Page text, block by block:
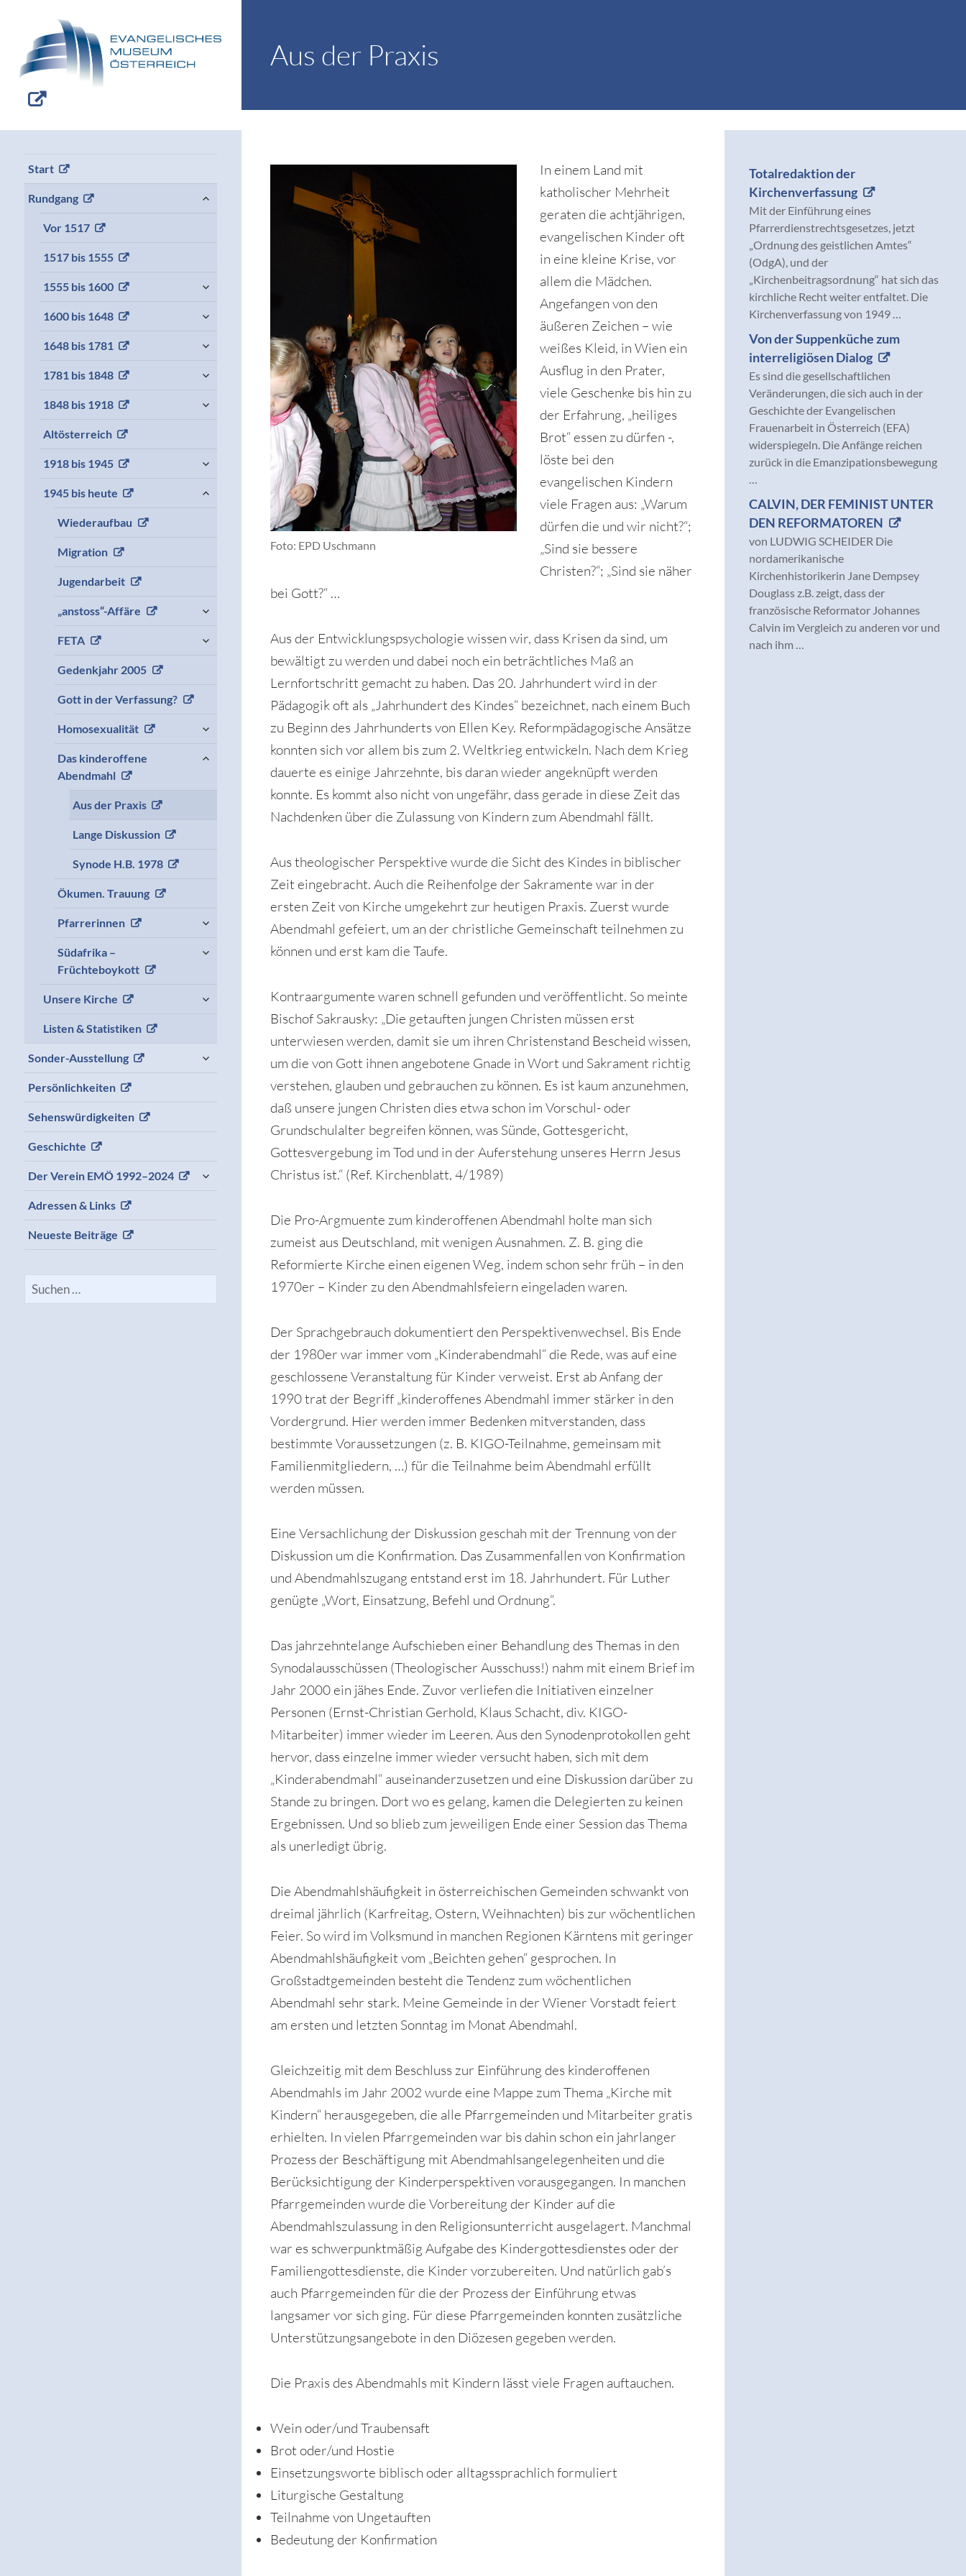
Aus der Praxis
Start
Rundgang
expand
Vor 1517
1517 bis 1555
1555 bis 1600
1600 bis 1648
1648 bis 1781
1781 bis 1848
1848 bis 1918
Altösterreich
1918 bis 1945
1945 bis heute
expand
Wiederaufbau
Migration
Jugendarbeit
„anstoss“-Affäre
FETA
Gedenkjahr 2005
Gott in der Verfassung?
Homosexualität
Das kinderoffene
Abendmahl
expand
Aus der Praxis
Lange Diskussion
Synode H.B. 1978
Ökumen. Trauung
Pfarrerinnen
Südafrika –
Früchteboykott
Unsere Kirche
Listen & Statistiken
Sonder-Ausstellung
Persönlichkeiten
Sehenswürdigkeiten
Geschichte
Der Verein EMÖ 1992–2024
Adressen & Links
Neueste Beiträge
Suchen
Foto: EPD Uschmann
In einem Land mit
katholischer Mehrheit
geraten die achtjährigen,
evangelischen Kinder oft
in eine kleine Krise, vor
allem die Mädchen.
Angefangen von den
äußeren Zeichen – wie
weißes Kleid, in Wien ein
Ausflug in den Prater,
viele Geschenke bis hin zu
der Erfahrung, „heiliges
Brot“ essen zu dürfen -,
löste bei den
evangelischen Kindern
viele Fragen aus: „Warum
dürfen die und wir nicht?“;
„Sind sie bessere
Christen?“; „Sind sie näher
bei Gott?“ …
Aus der Entwicklungspsychologie wissen wir, dass Krisen da sind, um
bewältigt zu werden und dabei noch ein beträchtliches Maß an
Lernfortschritt gemacht zu haben. Das 20. Jahrhundert wird in der
Pädagogik oft als „Jahrhundert des Kindes“ bezeichnet, nach einem Buch
zu Beginn des Jahrhunderts von Ellen Key. Reformpädagogische Ansätze
konnten sich vor allem bis zum 2. Weltkrieg entwickeln. Nach dem Krieg
dauerte es einige Jahrzehnte, bis daran wieder angeknüpft werden
konnte. Es kommt also nicht von ungefähr, dass gerade in diese Zeit das
Nachdenken über die Zulassung von Kindern zum Abendmahl fällt.
Aus theologischer Perspektive wurde die Sicht des Kindes in biblischer
Zeit eingebracht. Auch die Reihenfolge der Sakramente war in der
ersten Zeit von Kirche umgekehrt zur heutigen Praxis. Zuerst wurde
Abendmahl gefeiert, um an der christliche Gemeinschaft teilnehmen zu
können und erst kam die Taufe.
Kontraargumente waren schnell gefunden und veröffentlicht. So meinte
Bischof Sakrausky: „Die getauften jungen Christen müssen erst
unterwiesen werden, damit sie um ihren Christenstand Bescheid wissen,
um die von Gott ihnen angebotene Gnade in Wort und Sakrament richtig
verstehen, glauben und gebrauchen zu können. Es ist kaum anzunehmen,
daß unsere jungen Christen dies etwa schon im Vorschul- oder
Grundschulalter begreifen können, was Sünde, Gottesgericht,
Gottesvergebung im Tod und in der Auferstehung unseres Herrn Jesus
Christus ist.“ (Ref. Kirchenblatt, 4/1989)
Die Pro-Argmuente zum kinderoffenen Abendmahl holte man sich
zumeist aus Deutschland, mit wenigen Ausnahmen. Z. B. ging die
Reformierte Kirche einen eigenen Weg, indem schon sehr früh – in den
1970er – Kinder zu den Abendmahlsfeiern eingeladen waren.
Der Sprachgebrauch dokumentiert den Perspektivenwechsel. Bis Ende
der 1980er war immer vom „Kinderabendmahl“ die Rede, was auf eine
geschlossene Veranstaltung für Kinder verweist. Erst ab Anfang der
1990 trat der Begriff „kinderoffenes Abendmahl immer stärker in den
Vordergrund. Hier werden immer Bedenken mitverstanden, dass
bestimmte Voraussetzungen (z. B. KIGO-Teilnahme, gemeinsam mit
Familienmitgliedern, …) für die Teilnahme beim Abendmahl erfüllt
werden müssen.
Eine Versachlichung der Diskussion geschah mit der Trennung von der
Diskussion um die Konfirmation. Das Zusammenfallen von Konfirmation
und Abendmahlszugang entstand erst im 18. Jahrhundert. Für Luther
genügte „Wort, Einsatzung, Befehl und Ordnung“.
Das jahrzehntelange Aufschieben einer Behandlung des Themas in den
Synodalausschüssen (Theologischer Ausschuss!) nahm mit einem Brief im
Jahr 2000 ein jähes Ende. Zuvor verliefen die Initiativen einzelner
Personen (Ernst-Christian Gerhold, Klaus Schacht, div. KIGO-
Mitarbeiter) immer wieder im Leeren. Aus den Synodenprotokollen geht
hervor, dass einzelne immer wieder versucht haben, sich mit dem
„Kinderabendmahl“ auseinanderzusetzen und eine Diskussion darüber zu
Stande zu bringen. Dort wo es gelang, kamen die Delegierten zu keinen
Ergebnissen. Und so blieb zum jeweiligen Ende einer Session das Thema
als unerledigt übrig.
Die Abendmahlshäufigkeit in österreichischen Gemeinden schwankt von
dreimal jährlich (Karfreitag, Ostern, Weihnachten) bis zur wöchentlichen
Feier. So wird im Volksmund in manchen Regionen Kärntens mit geringer
Abendmahlshäufigkeit vom „Beichten gehen“ gesprochen. In
Großstadtgemeinden besteht die Tendenz zum wöchentlichen
Abendmahl sehr stark. Meine Gemeinde in der Wiener Vorstadt feiert
am ersten und letzten Sonntag im Monat Abendmahl.
Gleichzeitig mit dem Beschluss zur Einführung des kinderoffenen
Abendmahls im Jahr 2002 wurde eine Mappe zum Thema „Kirche mit
Kindern“ herausgegeben, die alle Pfarrgemeinden und Mitarbeiter gratis
erhielten. In vielen Pfarrgemeinden war bis dahin schon ein jahrlanger
Prozess der Beschäftigung mit Abendmahlsangelegenheiten und die
Berücksichtigung der Kinderperspektiven vorausgegangen. In manchen
Pfarrgemeinden wurde die Vorbereitung der Kinder auf die
Abendmahlszulassung in den Religionsunterricht ausgelagert. Manchmal
war es schwerpunktmäßig Aufgabe des Kindergottesdienstes oder der
Familiengottesdienste, die Kinder vorzubereiten. Und natürlich gab’s
auch Pfarrgemeinden für die der Prozess der Einführung etwas
langsamer vor sich ging. Für diese Pfarrgemeinden konnten zusätzliche
Unterstützungsangebote in den Diözesen gegeben werden.
Die Praxis des Abendmahls mit Kindern lässt viele Fragen auftauchen.
Wein oder/und Traubensaft
Brot oder/und Hostie
Einsetzungsworte biblisch oder alltagssprachlich formuliert
Liturgische Gestaltung
Teilnahme von Ungetauften
Bedeutung der Konfirmation
Totalredaktion der
Kirchenverfassung
Mit der Einführung eines
Pfarrerdienstrechtsgesetzes, jetzt
„Ordnung des geistlichen Amtes“
(OdgA), und der
„Kirchenbeitragsordnung“ hat sich das
kirchliche Recht weiter entfaltet. Die
Kirchenverfassung von 1949 …
Von der Suppenküche zum
interreligiösen Dialog
Es sind die gesellschaftlichen
Veränderungen, die sich auch in der
Geschichte der Evangelischen
Frauenarbeit in Österreich (EFA)
widerspiegeln. Die Anfänge reichen
zurück in die Emanzipationsbewegung
CALVIN, DER FEMINIST UNTER
DEN REFORMATOREN
von LUDWIG SCHEIDER Die
nordamerikanische
Kirchenhistorikerin Jane Dempsey
Douglass z.B. zeigt, dass der
französische Reformator Johannes
Calvin im Vergleich zu anderen vor und
nach ihm …